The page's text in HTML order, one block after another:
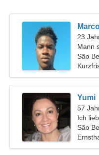
23
Mann
São
Yumi
57
Ich
São